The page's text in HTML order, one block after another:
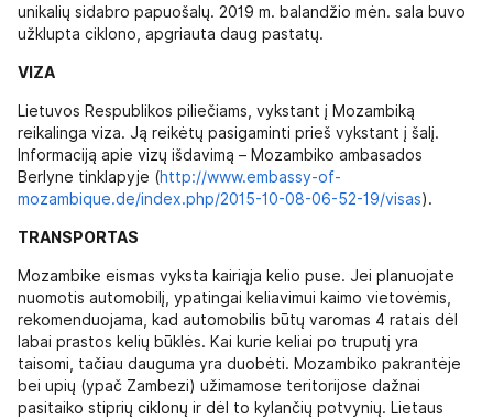
unikalių sidabro papuošalų. 2019 m. balandžio mėn. sala buvo
užklupta ciklono, apgriauta daug pastatų.
VIZA
Lietuvos Respublikos piliečiams, vykstant į Mozambiką
reikalinga viza. Ją reikėtų pasigaminti prieš vykstant į šalį.
Informaciją apie vizų išdavimą – Mozambiko ambasados
Berlyne tinklapyje (http://www.embassy-of-
mozambique.de/index.php/2015-10-08-06-52-19/visas).
TRANSPORTAS
Mozambike eismas vyksta kairiąja kelio puse. Jei planuojate
nuomotis automobilį, ypatingai keliavimui kaimo vietovėmis,
rekomenduojama, kad automobilis būtų varomas 4 ratais dėl
labai prastos kelių būklės. Kai kurie keliai po truputį yra
taisomi, tačiau dauguma yra duobėti. Mozambiko pakrantėje
bei upių (ypač Zambezi) užimamose teritorijose dažnai
pasitaiko stiprių ciklonų ir dėl to kylančių potvynių. Lietaus